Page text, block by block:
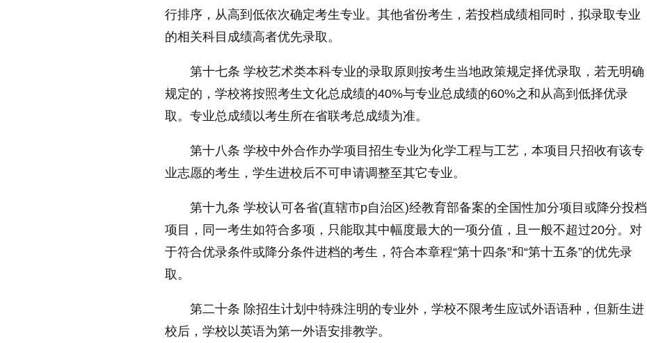
行排序，从高到低依次确定考生专业。其他省份考生，若投档成绩相同时，拟录取专业
的相关科目成绩高者优先录取。
第十七条 学校艺术类本科专业的录取原则按考生当地政策规定择优录取，若无明确
规定的，学校将按照考生文化总成绩的40%与专业总成绩的60%之和从高到低择优录
取。专业总成绩以考生所在省联考总成绩为准。
第十八条 学校中外合作办学项目招生专业为化学工程与工艺，本项目只招收有该专
业志愿的考生，学生进校后不可申请调整至其它专业。
第十九条 学校认可各省(直辖市p自治区)经教育部备案的全国性加分项目或降分投档
项目，同一考生如符合多项，只能取其中幅度最大的一项分值，且一般不超过20分。对
于符合优录条件或降分条件进档的考生，符合本章程“第十四条”和“第十五条”的优先录
取。
第二十条 除招生计划中特殊注明的专业外，学校不限考生应试外语语种，但新生进
校后，学校以英语为第一外语安排教学。